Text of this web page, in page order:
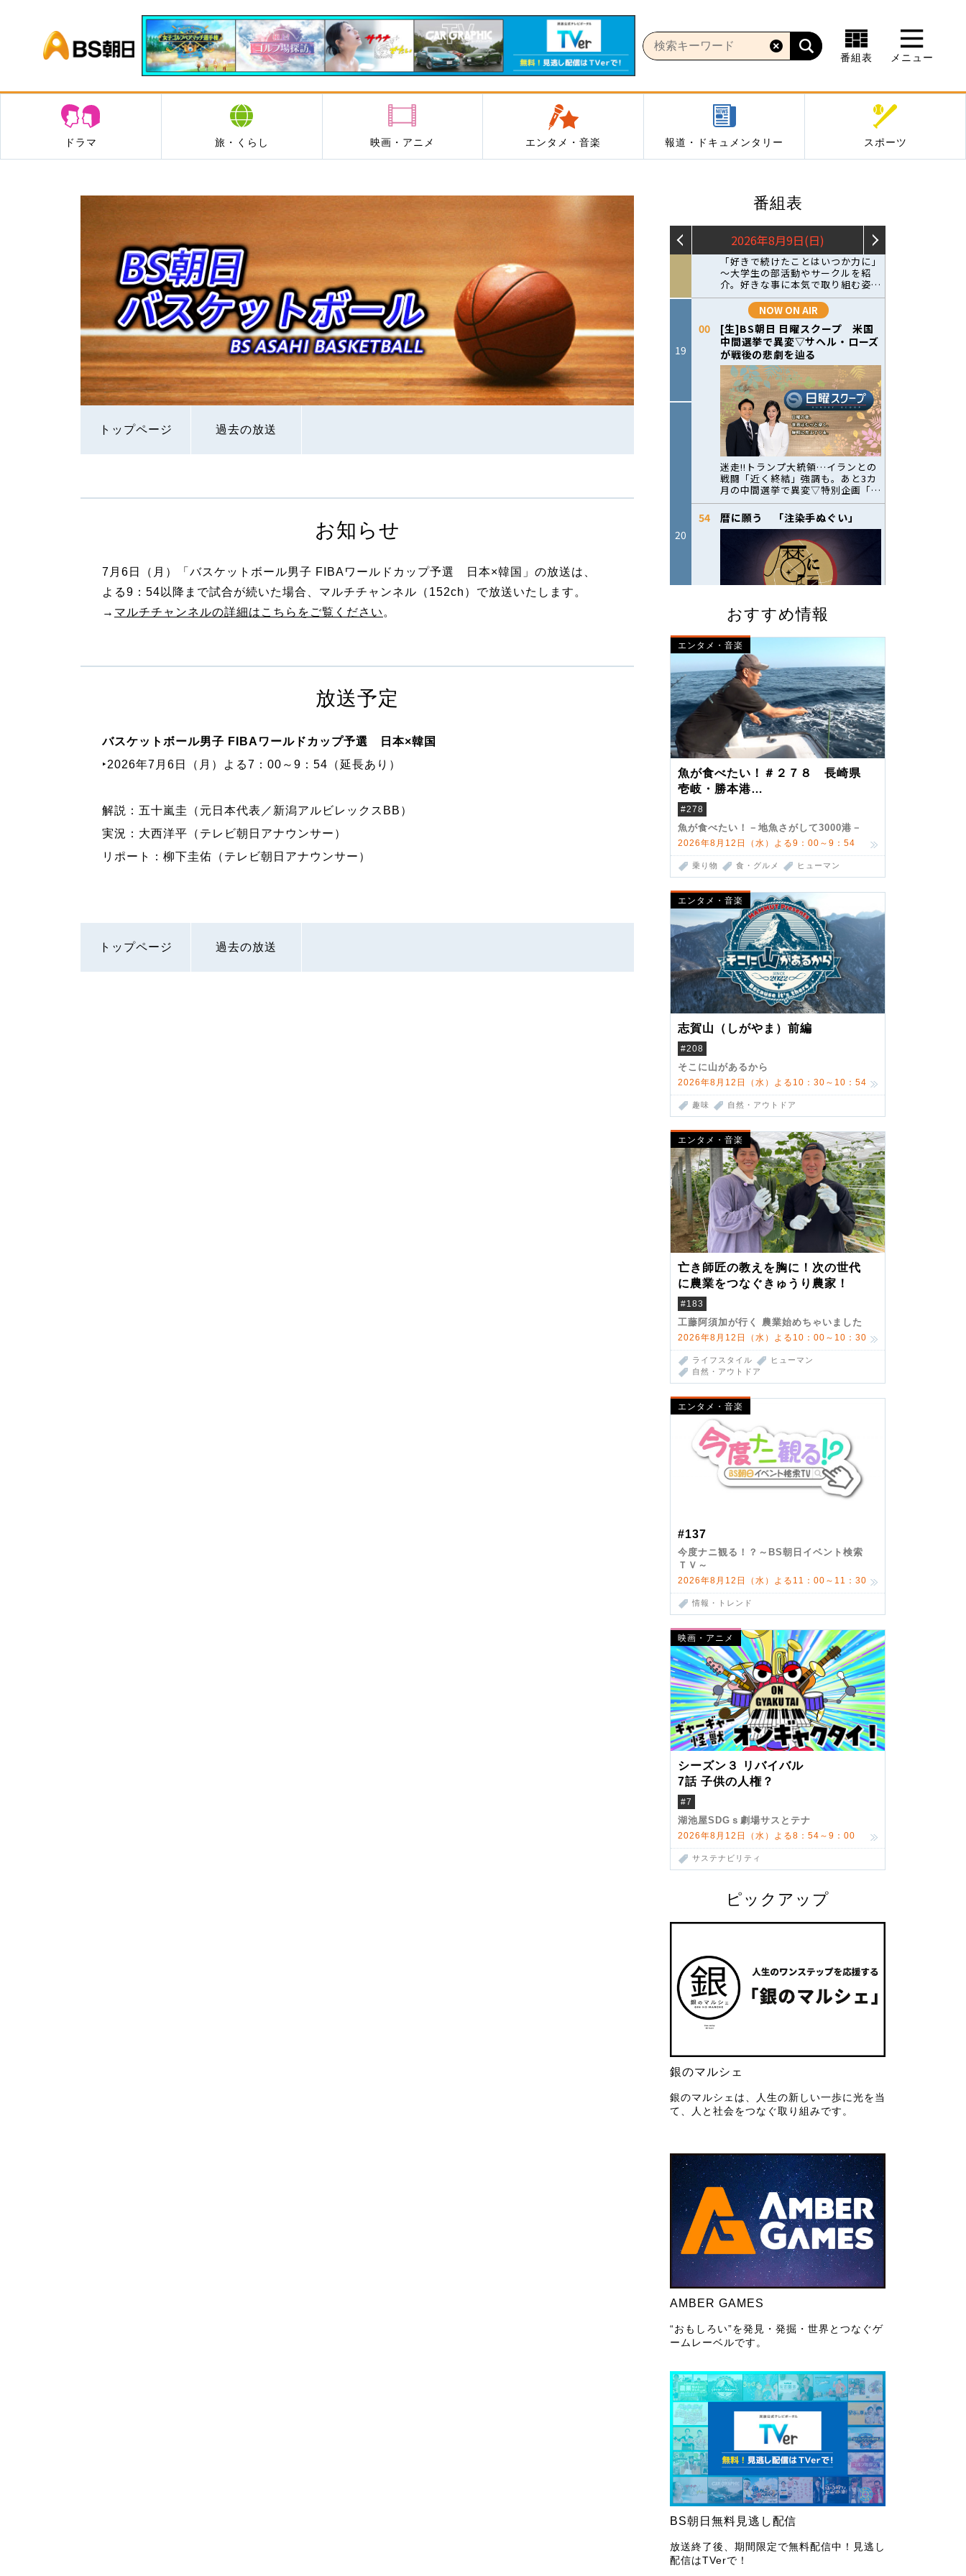
BS朝日
番組表 メニュー
ドラマ 旅・くらし 映画・アニメ エンタメ・音楽 報道・ドキュメンタリー スポーツ
トップページ 過去の放送
番組表
おすすめ情報
エンタメ・音楽
魚が食べたい！＃２７８ 長崎県
壱岐・勝本港
（クロマグロ）
#278
魚が食べたい！－地魚さがして3000港－
2026年8月12日（水）よる9：00～9：54
乗り物 食・グルメ ヒューマン
エンタメ・音楽
志賀山（しがやま）前編
#208
そこに山があるから
2026年8月12日（水）よる10：30～10：54
趣味 自然・アウトドア
エンタメ・音楽
亡き師匠の教えを胸に！次の世代
に農業をつなぐきゅうり農家！
#183
工藤阿須加が行く 農業始めちゃいました
2026年8月12日（水）よる10：00～10：30
ライフスタイル
ヒューマン
自然・アウトドア
エンタメ・音楽
#137
今度ナニ観る！？～BS朝日イベント検索
ＴＶ～
2026年8月12日（水）よる11：00～11：30
情報・トレンド
映画・アニメ
シーズン３ リバイバル
7話 子供の人権？
#7
湖池屋SDGｓ劇場サスとテナ
2026年8月12日（水）よる8：54～9：00
サステナビリティ
ピックアップ
銀のマルシェ
銀のマルシェは、人生の新しい一歩に光を当
て、人と社会をつなぐ取り組みです。
AMBER GAMES
“おもしろい”を発見・発掘・世界とつなぐゲ
ームレーベルです。
BS朝日無料見逃し配信
放送終了後、期間限定で無料配信中！見逃し
配信はTVerで！
お知らせ
7月6日（月）「バスケットボール男子 FIBAワールドカップ予選 日本×韓国」の放送は、
よる9：54以降まで試合が続いた場合、マルチチャンネル（152ch）で放送いたします。
→ マルチチャンネルの詳細はこちらをご覧ください 。
放送予定
バスケットボール男子 FIBAワールドカップ予選 日本×韓国
‣2026年7月6日（月）よる7：00～9：54（延長あり）
解説：五十嵐圭（元日本代表／新潟アルビレックスBB）
実況：大西洋平（テレビ朝日アナウンサー）
リポート：柳下圭佑（テレビ朝日アナウンサー）
トップページ 過去の放送